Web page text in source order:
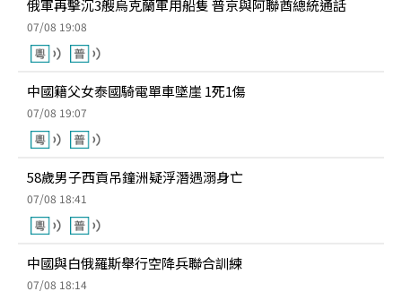
俄軍再擊沉3艘烏克蘭軍用船隻 普京與阿聯酋總統通話
07/08 19:08
中國籍父女泰國騎電單車墜崖 1死1傷
07/08 19:07
58歲男子西貢吊鐘洲疑浮潛遇溺身亡
07/08 18:41
中國與白俄羅斯舉行空降兵聯合訓練
07/08 18:14